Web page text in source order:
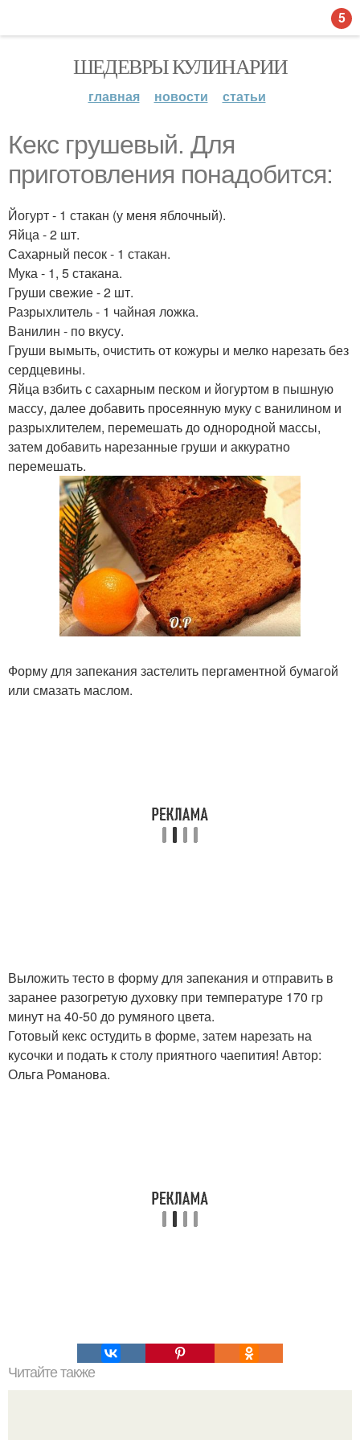
ШЕДЕВРЫ КУЛИНАРИИ
главная новости статьи
Кекс грушевый. Для
приготовления понадобится:
Йогурт - 1 стакан (у меня яблочный).
Яйца - 2 шт.
Сахарный песок - 1 стакан.
Мука - 1, 5 стакана.
Груши свежие - 2 шт.
Разрыхлитель - 1 чайная ложка.
Ванилин - по вкусу.
Груши вымыть, очистить от кожуры и мелко нарезать без
сердцевины.
Яйца взбить с сахарным песком и йогуртом в пышную
массу, далее добавить просеянную муку с ванилином и
разрыхлителем, перемешать до однородной массы,
затем добавить нарезанные груши и аккуратно
перемешать.
Форму для запекания застелить пергаментной бумагой
или смазать маслом.
Выложить тесто в форму для запекания и отправить в
заранее разогретую духовку при температуре 170 гр
минут на 40-50 до румяного цвета.
Готовый кекс остудить в форме, затем нарезать на
кусочки и подать к столу приятного чаепития! Автор:
Ольга Романова.
Читайте также
5